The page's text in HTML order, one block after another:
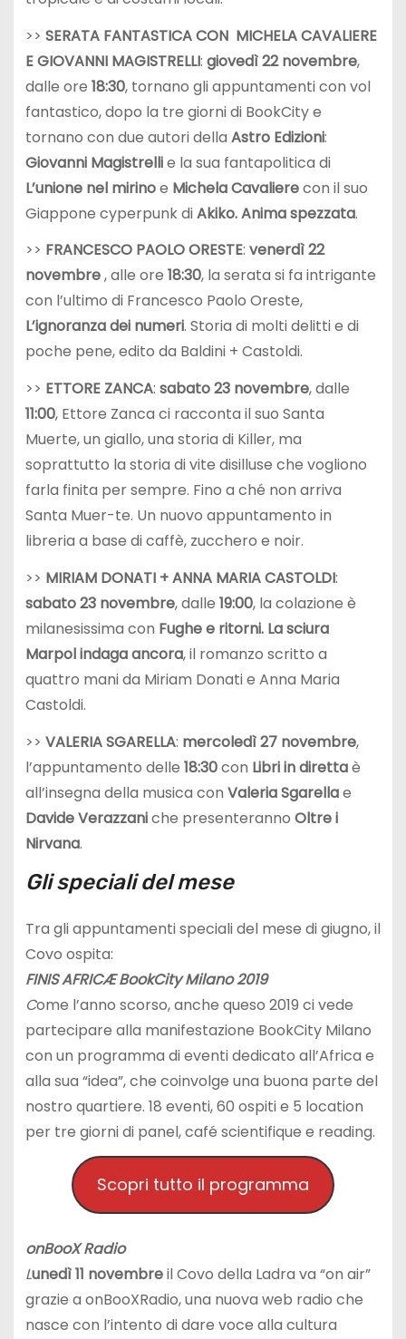
>> SERATA FANTASTICA CON MICHELA CAVALIERE
E GIOVANNI MAGISTRELLI: giovedì 22 novembre,
dalle ore 18:30, tornano gli appuntamenti con vol
fantastico, dopo la tre giorni di BookCity e
tornano con due autori della Astro Edizioni:
Giovanni Magistrellie la sua fantapolitica di
L’unione nel mirinoe Michela Cavalierecon il suo
Giappone cyperpunk diAkiko. Anima spezzata.
>> FRANCESCO PAOLO ORESTE: venerdì 22
novembre, alle ore 18:30, la serata si fa intrigante
con l’ultimo di Francesco Paolo Oreste,
L’ignoranza dei numeri. Storia di molti delitti e di
poche pene, edito da Baldini + Castoldi.
>> ETTORE ZANCA: sabato 23 novembre, dalle
11:00, Ettore Zanca ci racconta il suo Santa
Muerte, un giallo, una storia di Killer, ma
soprattutto la storia di vite disilluse che vogliono
farla finita per sempre. Fino a ché non arriva
Santa Muer-te. Un nuovo appuntamento in
libreria a base di caffè, zucchero e noir.
>> MIRIAM DONATI + ANNA MARIA CASTOLDI:
sabato 23 novembre, dalle 19:00, la colazione è
milanesissima con Fughe e ritorni. La sciura
Marpol indaga ancora, il romanzo scritto a
quattro mani da Miriam Donati e Anna Maria
Castoldi.
>> VALERIA SGARELLA: mercoledì 27 novembre,
l’appuntamento delle 18:30con Libri in direttaè
all’insegna della musica con Valeria Sgarellae
Davide Verazzaniche presenteranno Oltre i
Nirvana.
Gli speciali del mese
Tra gli appuntamenti speciali del mese di giugno, il
Covo ospita:
FINIS AFRICÆ BookCity Milano 2019
Come l’anno scorso, anche queso 2019 ci vede
partecipare alla manifestazione BookCity Milano
con un programma di eventi dedicato all’Africa e
alla sua “idea”, che coinvolge una buona parte del
nostro quartiere. 18 eventi, 60 ospiti e 5 location
per tre giorni di panel, café scientifique e reading.
Scopri tutto il programma
onBooX Radio
Lunedì 11 novembreil Covo della Ladra va “on air”
grazie a onBooXRadio, una nuova web radio che
nasce con l’intento di dare voce alla cultura